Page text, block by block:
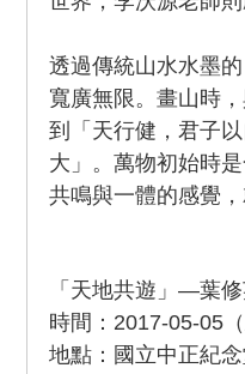
透過傳統山水水墨
寬廣無限。畫山時
到「天行健，君子
大」。萬物初始時
共鳴與一體的感覺
「天地共遊」—葉
時間：2017-05-05
地點：國立中正紀